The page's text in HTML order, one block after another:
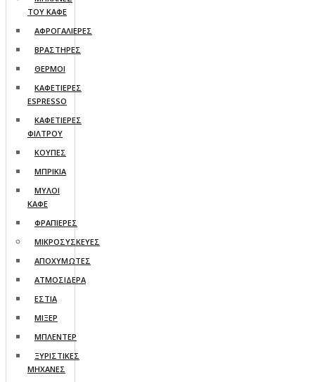
ΤΟΥ ΚΑΦΕ
ΑΦΡΟΓΑΛΙΕΡΕΣ
ΒΡΑΣΤΗΡΕΣ
ΘΕΡΜΟΙ
ΚΑΦΕΤΙΕΡΕΣ
ESPRESSO
ΚΑΦΕΤΙΕΡΕΣ
ΦΙΛΤΡΟΥ
ΚΟΥΠΕΣ
ΜΠΡΙΚΙΑ
ΜΥΛΟΙ
ΚΑΦΕ
ΦΡΑΠΙΕΡΕΣ
ΜΙΚΡΟΣΥΣΚΕΥΕΣ
ΑΠΟΧΥΜΩΤΕΣ
ΑΤΜΟΣΙΔΕΡΑ
ΕΣΤΙΑ
ΜΙΞΕΡ
ΜΠΛΕΝΤΕΡ
ΞΥΡΙΣΤΙΚΕΣ
ΜΗΧΑΝΕΣ